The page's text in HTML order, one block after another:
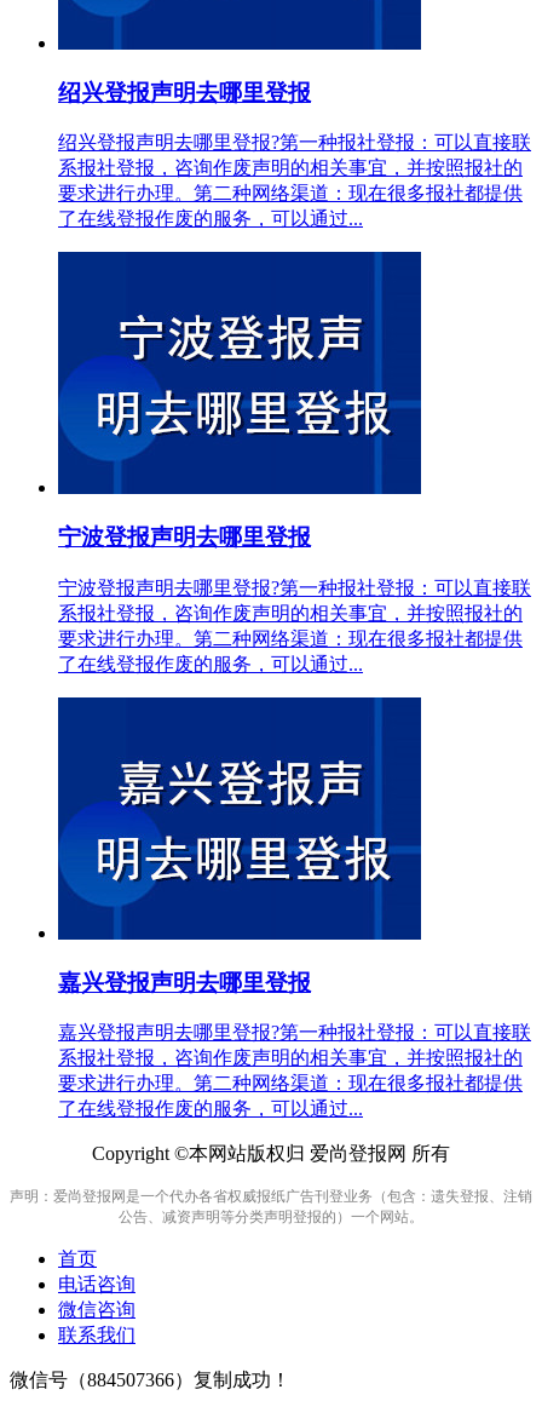
绍兴登报声明去哪里登报
绍兴登报声明去哪里登报?第一种报社登报：可以直接联
系报社登报，咨询作废声明的相关事宜，并按照报社的
要求进行办理。第二种网络渠道：现在很多报社都提供
了在线登报作废的服务，可以通过...
宁波登报声明去哪里登报
宁波登报声明去哪里登报?第一种报社登报：可以直接联
系报社登报，咨询作废声明的相关事宜，并按照报社的
要求进行办理。第二种网络渠道：现在很多报社都提供
了在线登报作废的服务，可以通过...
嘉兴登报声明去哪里登报
嘉兴登报声明去哪里登报?第一种报社登报：可以直接联
系报社登报，咨询作废声明的相关事宜，并按照报社的
要求进行办理。第二种网络渠道：现在很多报社都提供
了在线登报作废的服务，可以通过...
Copyright ©本网站版权归 爱尚登报网 所有
声明：爱尚登报网是一个代办各省权威报纸广告刊登业务（包含：遗失登报、注销
公告、减资声明等分类声明登报的）一个网站。
首页
电话咨询
微信咨询
联系我们
微信号（884507366）复制成功！